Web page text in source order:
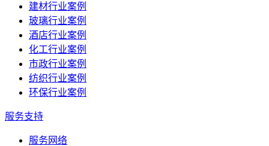
建材行业案例
玻璃行业案例
酒店行业案例
化工行业案例
市政行业案例
纺织行业案例
环保行业案例
服务支持
服务网络